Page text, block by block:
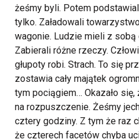
żeśmy byli. Potem
tylko. Załadowali
wagonie. Ludzie mieli z sobą
Zabierali różne rzeczy.
głupoty robi. Strach. To się
zostawia cały majątek
tym pociągiem… Okazało
na rozpuszczenie. Żeśmy
cztery godziny. Z tym że raz
że czterech facetów chyba